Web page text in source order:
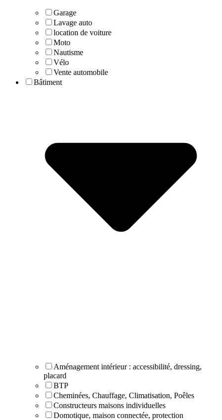
Garage
Lavage auto
location de voiture
Moto
Nautisme
Vélo
Vente automobile
Bâtiment
Aménagement intérieur : accessibilité, dressing,
placard
BTP
Cheminées, Chauffage, Climatisation, Poêles
Constructeurs maisons individuelles
Domotique, maison connectée, protection